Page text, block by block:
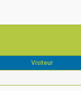
Visiteur